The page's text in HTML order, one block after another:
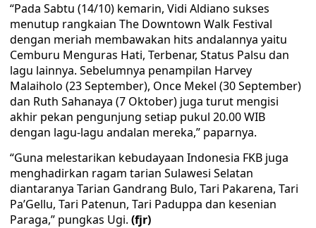
“Pada Sabtu (14/10) kemarin, Vidi Aldiano sukses
menutup rangkaian The Downtown Walk Festival
dengan meriah membawakan hits andalannya yaitu
Cemburu Menguras Hati, Terbenar, Status Palsu dan
lagu lainnya. Sebelumnya penampilan Harvey
Malaiholo (23 September), Once Mekel (30 September)
dan Ruth Sahanaya (7 Oktober) juga turut mengisi
akhir pekan pengunjung setiap pukul 20.00 WIB
dengan lagu-lagu andalan mereka,” paparnya.
“Guna melestarikan kebudayaan Indonesia FKB juga
menghadirkan ragam tarian Sulawesi Selatan
diantaranya Tarian Gandrang Bulo, Tari Pakarena, Tari
Pa’Gellu, Tari Patenun, Tari Paduppa dan kesenian
Paraga,” pungkas Ugi. (fjr)